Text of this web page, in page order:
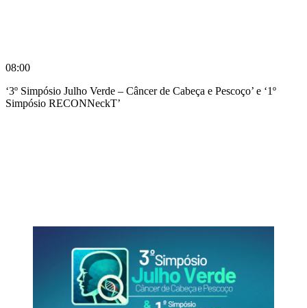
08:00
‘3º Simpósio Julho Verde – Câncer de Cabeça e Pescoço’ e ‘1º
Simpósio RECONNeckT’